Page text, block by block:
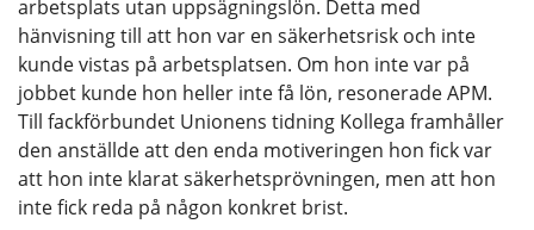
arbetsplats utan uppsägningslön. Detta med
hänvisning till att hon var en säkerhetsrisk och inte
kunde vistas på arbetsplatsen. Om hon inte var på
jobbet kunde hon heller inte få lön, resonerade APM.
Till fackförbundet Unionens tidning Kollega framhåller
den anställde att den enda motiveringen hon fick var
att hon inte klarat säkerhetsprövningen, men att hon
inte fick reda på någon konkret brist.